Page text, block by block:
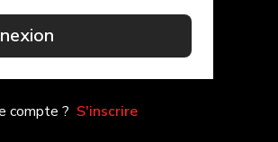
compte ? S'inscrire